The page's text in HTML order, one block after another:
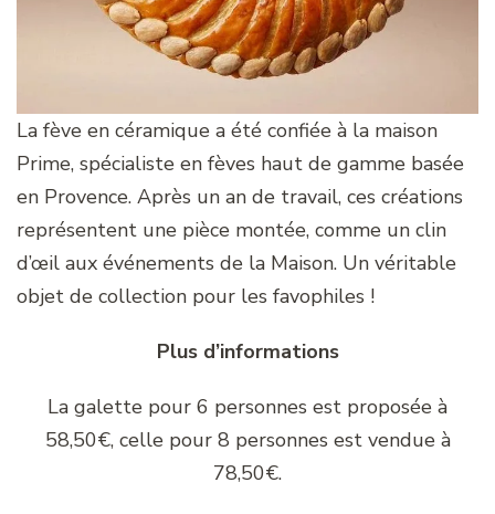
La fève en céramique a été confiée à la maison
Prime, spécialiste en fèves haut de gamme basée
en Provence. Après un an de travail, ces créations
représentent une pièce montée, comme un clin
d’œil aux événements de la Maison. Un véritable
objet de collection pour les favophiles !
Plus d’informations
La galette pour 6 personnes est proposée à
58,50€, celle pour 8 personnes est vendue à
78,50€.